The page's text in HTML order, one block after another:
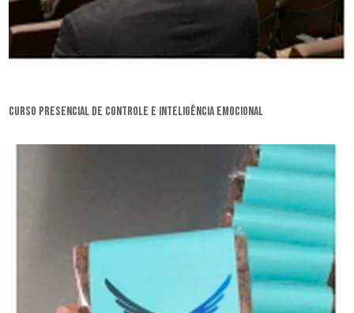
curso presencial de controle e inteligência emocional